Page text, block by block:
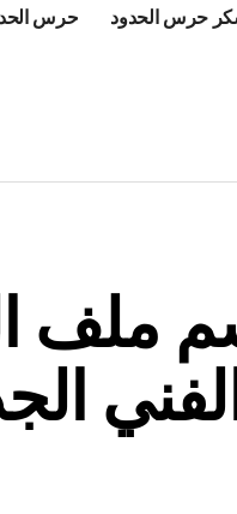
حرس الحدود حرس
ملف